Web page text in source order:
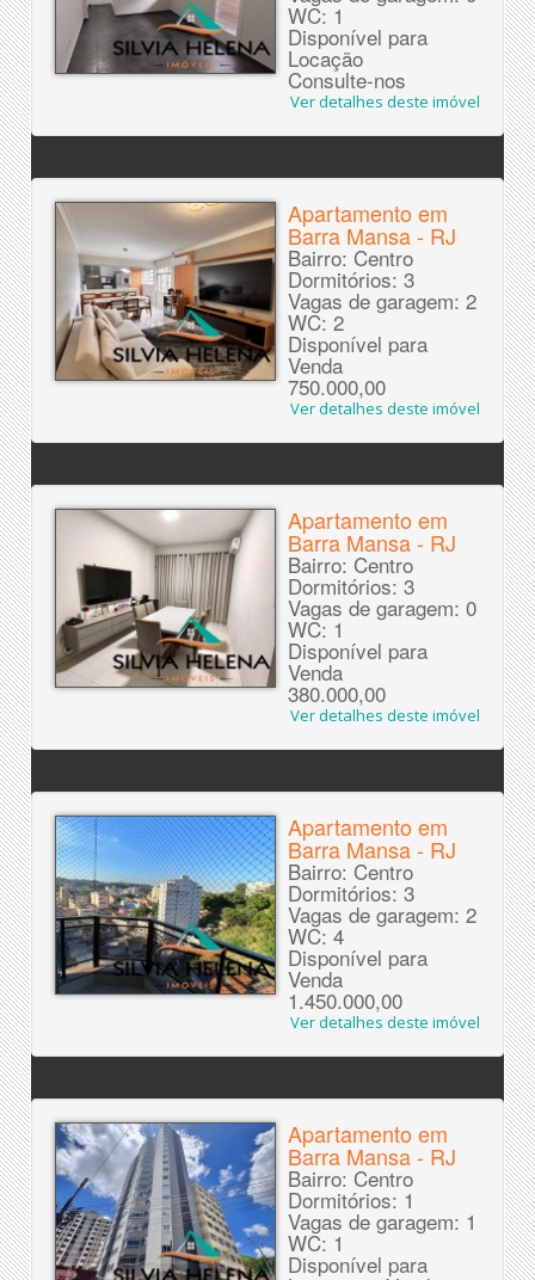
WC: 1
Disponível para
Locação
Consulte-nos
Ver detalhes deste imóvel
Apartamento em
Barra Mansa - RJ
Bairro: Centro
Dormitórios: 3
Vagas de garagem: 2
WC: 2
Disponível para
Venda
750.000,00
Ver detalhes deste imóvel
Apartamento em
Barra Mansa - RJ
Bairro: Centro
Dormitórios: 3
Vagas de garagem: 0
WC: 1
Disponível para
Venda
380.000,00
Ver detalhes deste imóvel
Apartamento em
Barra Mansa - RJ
Bairro: Centro
Dormitórios: 3
Vagas de garagem: 2
WC: 4
Disponível para
Venda
1.450.000,00
Ver detalhes deste imóvel
Apartamento em
Barra Mansa - RJ
Bairro: Centro
Dormitórios: 1
Vagas de garagem: 1
WC: 1
Disponível para